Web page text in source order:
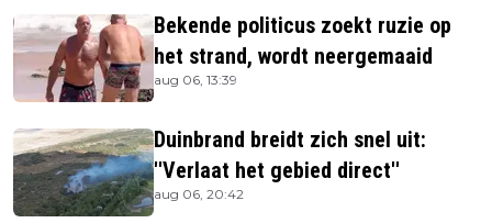
Bekende politicus zoekt ruzie op
het strand, wordt neergemaaid
aug 06, 13:39
Duinbrand breidt zich snel uit:
''Verlaat het gebied direct''
aug 06, 20:42